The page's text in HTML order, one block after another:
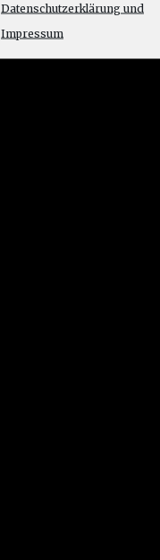
Datenschutzerklärung und
Impressum